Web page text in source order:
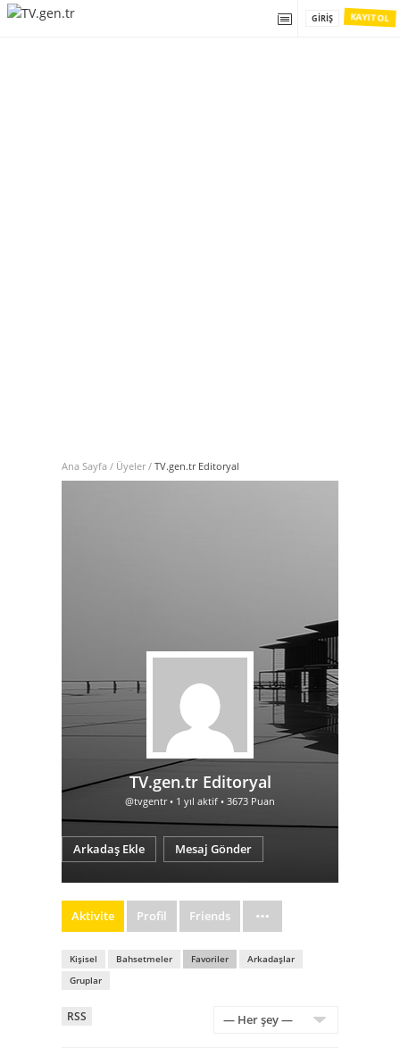
KAYIT OL
GIRIŞ
Ana Sayfa / Üyeler / TV.gen.tr Editoryal
TV.gen.tr Editoryal
@tvgentr• 1 yıl aktif • 3673 Puan
Arkadaş Ekle Mesaj Gönder
Aktivite Profil Friends
Kişisel Bahsetmeler Favoriler
Arkadaşlar
Gruplar
RSS